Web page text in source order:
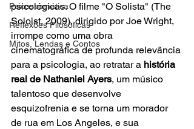
Psicossomática
Reflexões Filosóficas
Mitos, Lendas e Contos
psicológicas. O filme "O Solista" (The
Soloist, 2009), dirigido por Joe Wright,
irrompe como uma obra
cinematográfica de profunda relevância
para a psicologia, ao retratar a história
real de Nathaniel Ayers, um músico
talentoso que desenvolve
esquizofrenia e se torna um morador
de rua em Los Angeles, e sua